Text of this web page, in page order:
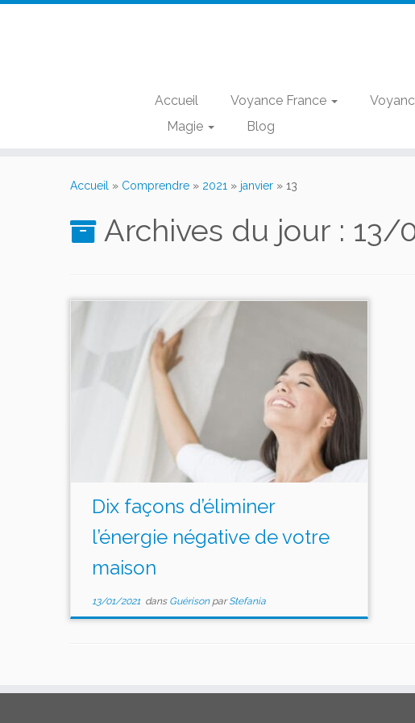
Accueil Voyance France
Magie
Blog
Accueil » Comprendre » 2021 » janvier » 13
Archives du jour : 13/
Dix façons d’éliminer
l’énergie négative de votre
maison
13/01/2021dans Guérison parStefania